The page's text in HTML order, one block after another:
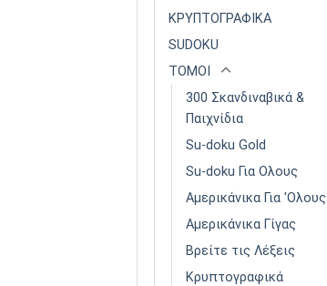
ΚΡΥΠΤΟΓΡΑΦΙΚΑ
SUDOKU
ΤΟΜΟΙ
300 Σκανδιναβικά &
Παιχνίδια
Su-doku Gold
Su-doku Για Ολους
Αμερικάνικα Για 'Ολους
Αμερικάνικα Γίγας
Βρείτε τις Λέξεις
Κρυπτογραφικά